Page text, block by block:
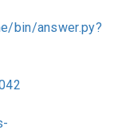
bin/answer.py?